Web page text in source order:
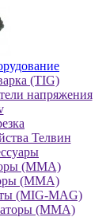
(TIG)
напряжения
Телвин
(MMA)
(MMA)
(MIG-MAG)
(MMA)